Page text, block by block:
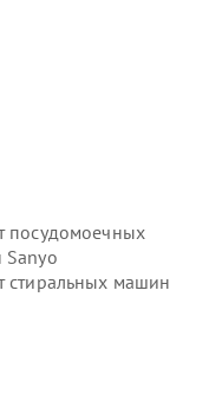
посудомоечных
стиральных машин